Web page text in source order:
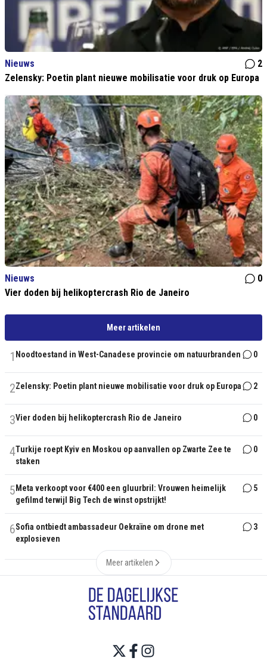
Nieuws
2
Zelensky: Poetin plant nieuwe mobilisatie voor druk op Europa
Nieuws
0
Vier doden bij helikoptercrash Rio de Janeiro
Meer artikelen
1 Noodtoestand in West-Canadese provincie om natuurbranden 0
2Zelensky: Poetin plant nieuwe mobilisatie voor druk op Europa 2
3Vier doden bij helikoptercrash Rio de Janeiro 0
4Turkije roept Kyiv en Moskou op aanvallen op Zwarte Zee te
staken
0
5 Meta verkoopt voor €400 een gluurbril: Vrouwen heimelijk
gefilmd terwijl Big Tech de winst opstrijkt!
5
6Sofia ontbiedt ambassadeur Oekraïne om drone met
explosieven
3
Meer artikelen